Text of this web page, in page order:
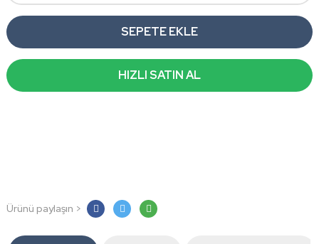
SEPETE EKLE
HIZLI SATIN AL
Ürünü paylaşın >